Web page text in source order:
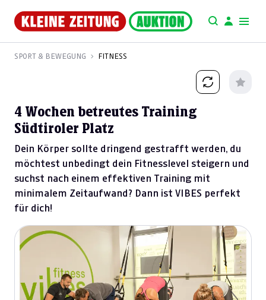
SPORT & BEWEGUNG FITNESS
4 Wochen betreutes Training
Südtiroler Platz
Dein Körper sollte dringend gestrafft werden, du
möchtest unbedingt dein Fitnesslevel steigern und
suchst nach einem effektiven Training mit
minimalem Zeitaufwand? Dann ist VIBES perfekt
für dich!